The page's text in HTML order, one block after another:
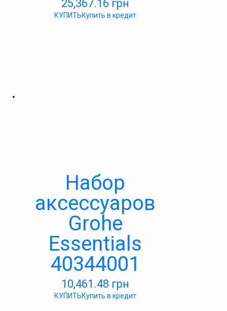
25,367.16 грн
КУПИТЬКупить в кредит
Набор
аксессуаров
Grohe
Essentials
40344001
10,461.48 грн
КУПИТЬКупить в кредит